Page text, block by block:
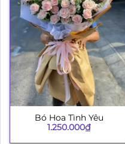
Bó Hoa Tình Yêu
1.250.000₫